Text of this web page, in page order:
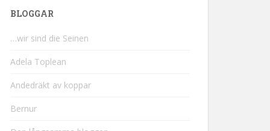
BLOGGAR
…wir sind die Seinen
Adela Toplean
Andedräkt av koppar
Bernur